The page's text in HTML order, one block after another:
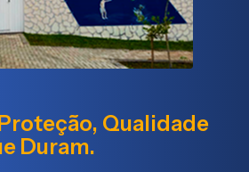
Qualidade
Duram.